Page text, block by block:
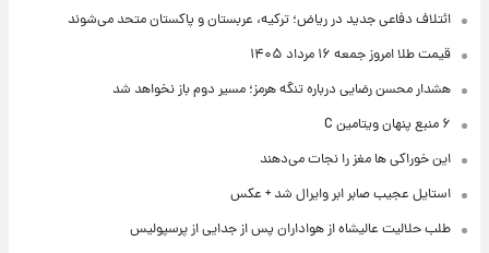
ائتلاف دفاعی جدید در ریاض؛ ترکیه، عربستان و پاکستان متحد می‌شوند
قیمت طلا امروز جمعه ۱۶ مرداد ۱۴۰۵
هشدار محسن رضایی درباره تنگه هرمز؛ مسیر دوم باز نخواهد شد
۶ منبع پنهان ویتامین C
این خوراکی ها مغز را نجات می‌دهند
استایل عجیب صابر ابر وایرال شد + عکس
طلب حلالیت عالیشاه از هواداران پس از جدایی از پرسپولیس